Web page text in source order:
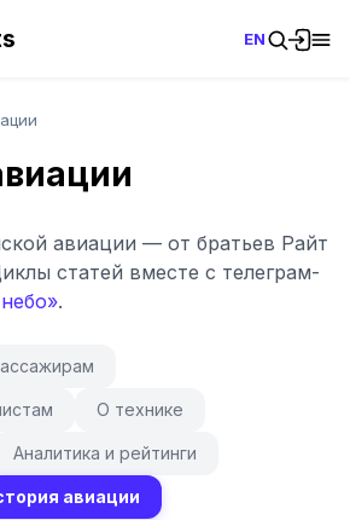
EN
авиации — от братьев Райт
статей вместе с телеграм-
.
О технике
Аналитика и рейтинги
авиации